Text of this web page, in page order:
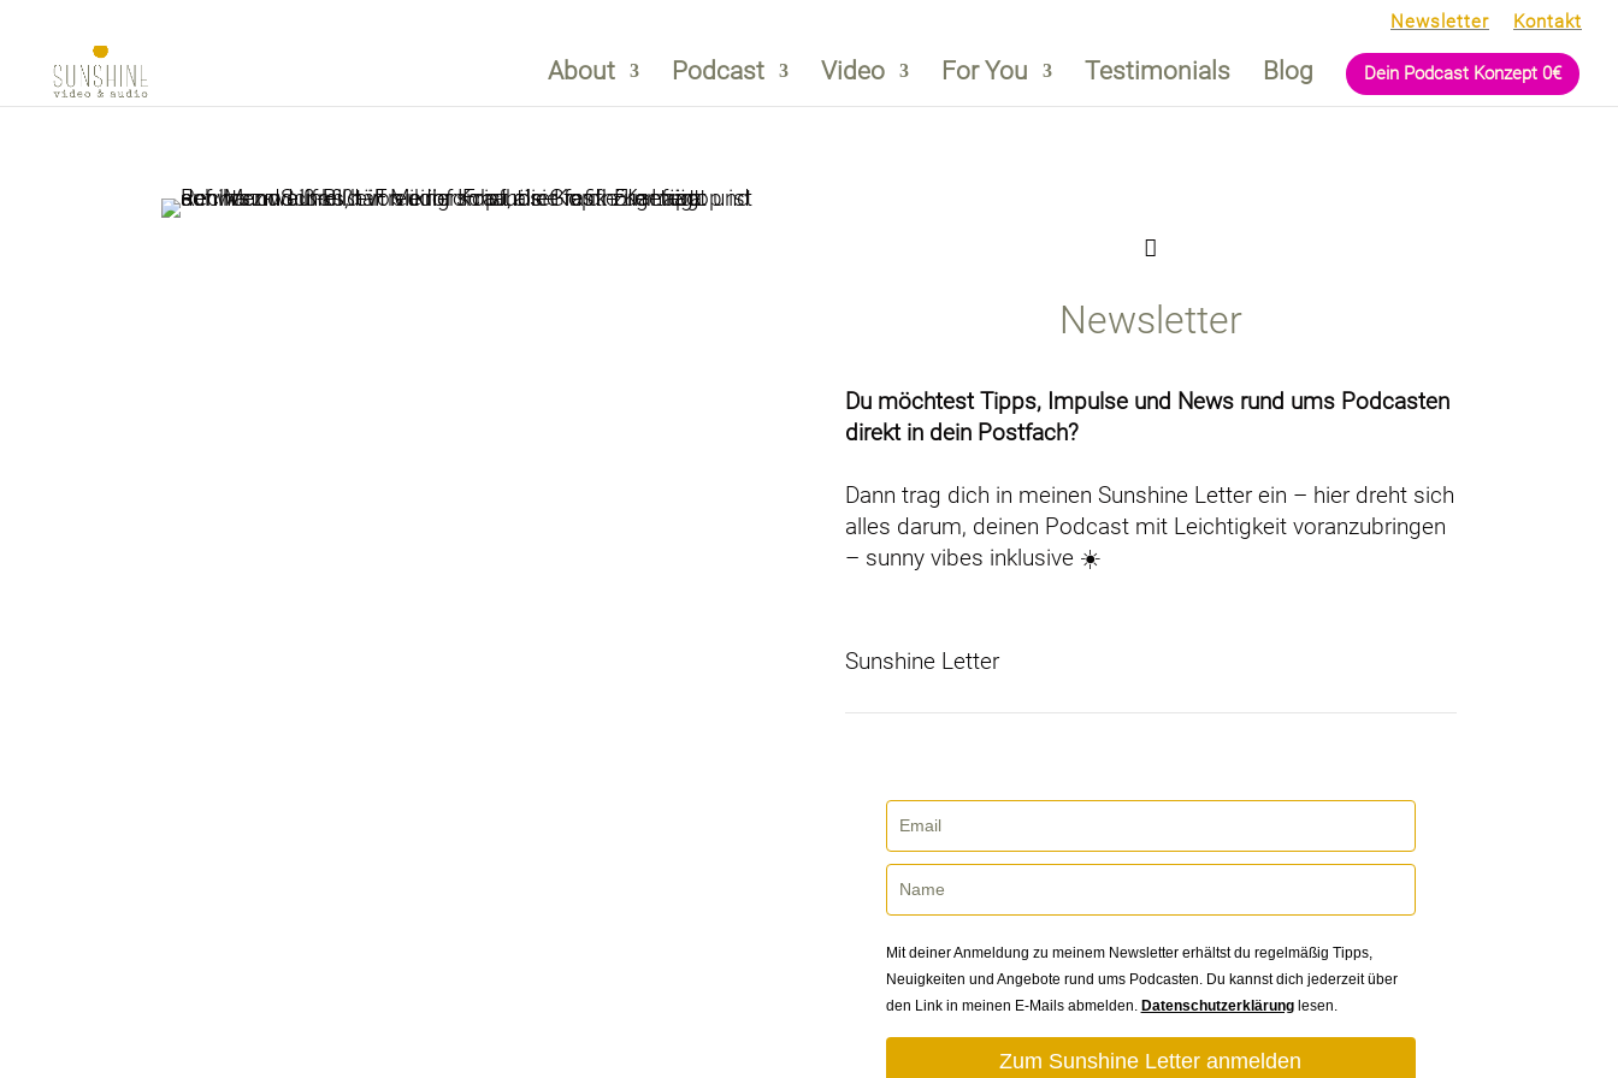
Newsletter Kontakt
About Podcast Video For You Testimonials Blog Dein Podcast Konzept 0€
Newsletter
Du möchtest Tipps, Impulse und News rund ums Podcasten
direkt in dein Postfach?
Dann trag dich in meinen Sunshine Letter ein – hier dreht sich
alles darum, deinen Podcast mit Leichtigkeit voranzubringen
– sunny vibes inklusive ☀️
Sunshine Letter
Mit deiner Anmeldung zu meinem Newsletter erhältst du regelmäßig Tipps,
Neuigkeiten und Angebote rund ums Podcasten. Du kannst dich jederzeit über
den Link in meinen E-Mails abmelden. Datenschutzerklärunglesen.
Zum Sunshine Letter anmelden